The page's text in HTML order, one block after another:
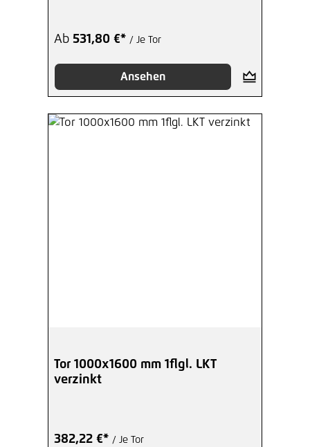
Ab 531,80 €* / Je Tor
Ansehen
Tor 1000x1600 mm 1flgl. LKT
verzinkt
382,22 €* / Je Tor